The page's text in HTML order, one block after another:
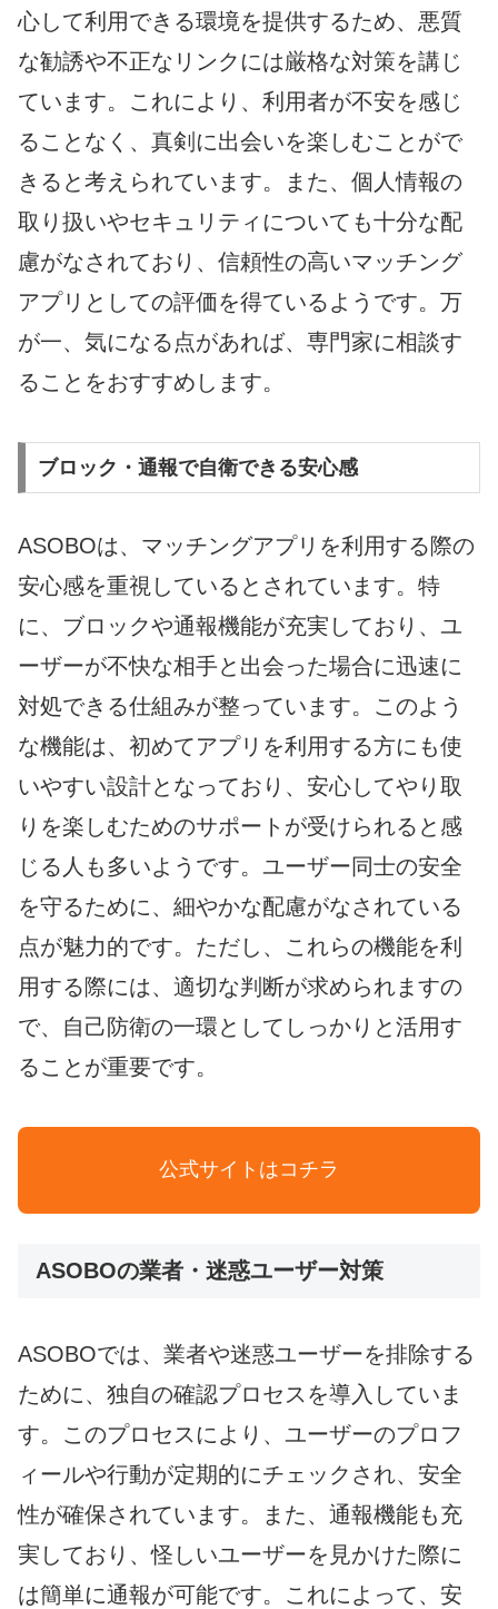
心して利用できる環境を提供するため、悪質
な勧誘や不正なリンクには厳格な対策を講じ
ています。これにより、利用者が不安を感じ
ることなく、真剣に出会いを楽しむことがで
きると考えられています。また、個人情報の
取り扱いやセキュリティについても十分な配
慮がなされており、信頼性の高いマッチング
アプリとしての評価を得ているようです。万
が一、気になる点があれば、専門家に相談す
ることをおすすめします。
ブロック・通報で自衛できる安心感
ASOBOは、マッチングアプリを利用する際の
安心感を重視しているとされています。特
に、ブロックや通報機能が充実しており、ユ
ーザーが不快な相手と出会った場合に迅速に
対処できる仕組みが整っています。このよう
な機能は、初めてアプリを利用する方にも使
いやすい設計となっており、安心してやり取
りを楽しむためのサポートが受けられると感
じる人も多いようです。ユーザー同士の安全
を守るために、細やかな配慮がなされている
点が魅力的です。ただし、これらの機能を利
用する際には、適切な判断が求められますの
で、自己防衛の一環としてしっかりと活用す
ることが重要です。
公式サイトはコチラ
ASOBOの業者・迷惑ユーザー対策
ASOBOでは、業者や迷惑ユーザーを排除する
ために、独自の確認プロセスを導入していま
す。このプロセスにより、ユーザーのプロフ
ィールや行動が定期的にチェックされ、安全
性が確保されています。また、通報機能も充
実しており、怪しいユーザーを見かけた際に
は簡単に通報が可能です。これによって、安